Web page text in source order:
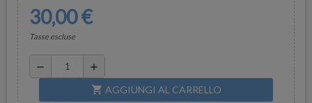
30,00 €
Tasse escluse
remove add
shopping_cart AGGIUNGI AL CARRELLO